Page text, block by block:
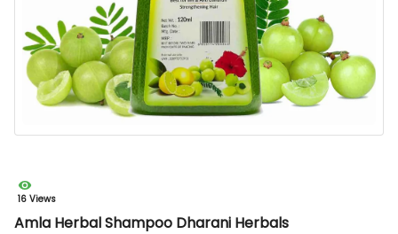
16 Views
Amla Herbal Shampoo Dharani Herbals